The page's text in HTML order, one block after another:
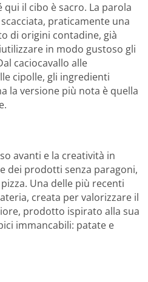
qui il cibo è sacro. La parola
praticamente una
di origini contadine, già
in modo gustoso gli
caciocavallo alle
cipolle, gli ingredienti
la versione più nota è quella
avanti e la creatività in
dei prodotti senza paragoni,
Una delle più recenti
creata per valorizzare il
prodotto ispirato alla sua
immancabili: patate e